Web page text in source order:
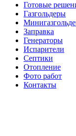
Готовые
Газгольдеры
Заправка
Генераторы
Испарители
Септики
Отопление
Фото работ
Контакты